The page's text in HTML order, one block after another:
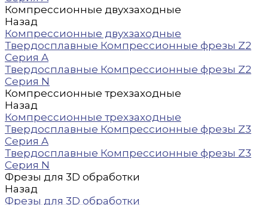
Компрессионные двухзаходные
Назад
Компрессионные двухзаходные
Твердосплавные Компрессионные фрезы Z2
Серия A
Твердосплавные Компрессионные фрезы Z2
Серия N
Компрессионные трехзаходные
Назад
Компрессионные трехзаходные
Твердосплавные Компрессионные фрезы Z3
Серия A
Твердосплавные Компрессионные фрезы Z3
Серия N
Фрезы для 3D обработки
Назад
Фрезы для 3D обработки